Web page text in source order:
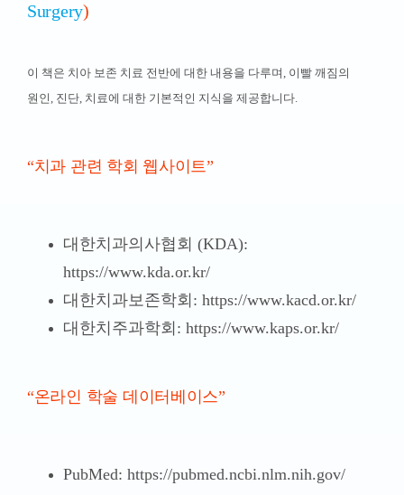
Surgery)
이 책은 치아 보존 치료 전반에 대한 내용을 다루며, 이빨 깨짐의
원인, 진단, 치료에 대한 기본적인 지식을 제공합니다.
“치과 관련 학회 웹사이트”
대한치과의사협회 (KDA):
https://www.kda.or.kr/
대한치과보존학회: https://www.kacd.or.kr/
대한치주과학회: https://www.kaps.or.kr/
“온라인 학술 데이터베이스”
PubMed: https://pubmed.ncbi.nlm.nih.gov/